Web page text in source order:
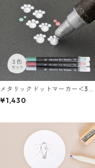
メタリックドットマーカー＜3本
セット＞
¥1,430